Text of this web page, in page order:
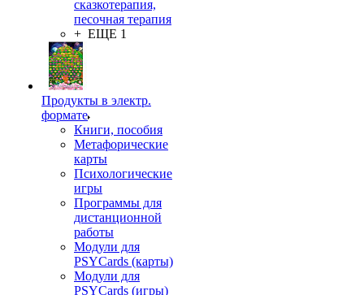
сказкотерапия,
песочная терапия
+ ЕЩЕ 1
Продукты в электр.
формате
Книги, пособия
Метафорические
карты
Психологические
игры
Программы для
дистанционной
работы
Модули для
PSYCards (карты)
Модули для
PSYCards (игры)